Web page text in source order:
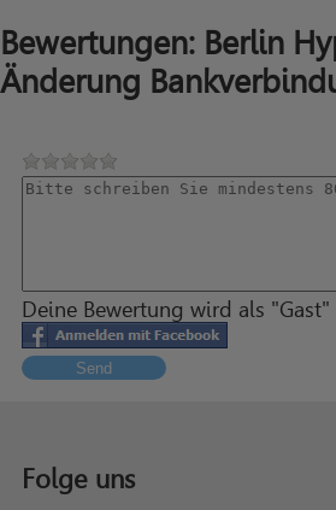
Bewertungen: Berlin
Änderung
Deine Bewertung wird als
Send
Folge uns